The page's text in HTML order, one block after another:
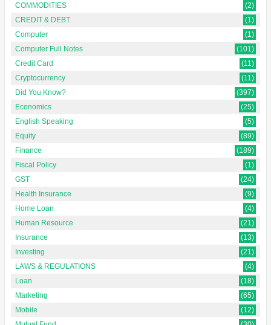
COMMODITIES
(2)
CREDIT & DEBT
(1)
Computer
(1)
Computer Full Notes
(101)
Credit Card
(11)
Cryptocurrency
(11)
Did You Know?
(397)
Economics
(25)
English Speaking
(5)
Equity
(89)
Finance
(189)
Fiscal Policy
(1)
GST
(24)
Health Insurance
(9)
Home Loan
(4)
Human Resource
(21)
Insurance
(13)
Investing
(21)
LAWS & REGULATIONS
(4)
Loan
(18)
Marketing
(65)
Mobile
(12)